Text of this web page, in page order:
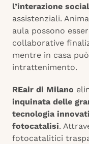
l’interazione
assistenziali.
aula possono
collaborative
mentre in casa
intrattenimento.
REair di Milano
inquinata delle
tecnologia
fotocatalisi.
fotocatalitici